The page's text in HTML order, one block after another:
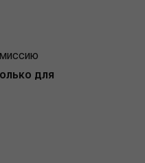
для